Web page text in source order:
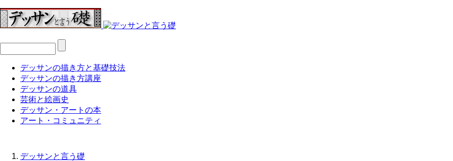
デッサンの描き方と基礎技法
デッサンの描き方講座
デッサンの道具
芸術と絵画史
デッサン・アートの本
アート・コミュニティ
デッサンと言う礎